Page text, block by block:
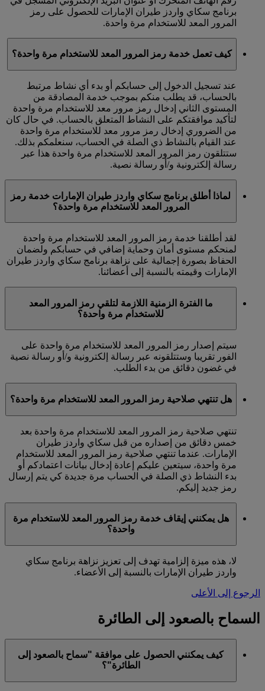
برنامج سكاي واردز طيران الإمارات للحصول على رمز
المرور المعد للاستخدام مرة واحدة.
كيف تعمل خدمة رمز المرور المعد للاستخدام مرة واحدة؟
عند تسجيل الدخول إلى حسابكم أو بدء أي نشاط مرتبط
بالحساب، قد يطلب منكم بموجب خدمة المصادقة من
المستوى الثاني إدخال رمز مرور معد للاستخدام مرة واحدة
لتأكيد موافقتكم على النشاط المتعلق بالحساب. في حال كان
من الضروري إدخال رمز مرور معد للاستخدام مرة واحدة
عند القيام بالنشاط ذي الصلة في الحساب، سنعلمكم بذلك.
ستتلقون رمز المرور المعد للاستخدام مرة واحدة هذا عبر
رسالة إلكترونية و/أو رسالة نصية.
لماذا أطلق برنامج سكاي واردز طيران الإمارات خدمة رمز
المرور المعد للاستخدام مرة واحدة؟
لقد أطلقنا خدمة رمز المرور المعد للاستخدام مرة واحدة
لمنحكم مستوى أمان وحماية إضافي في حسابكم ولضمان
الحفاظ بصورة إجمالية على نزاهة برنامج سكاي واردز طيران
الإمارات وقيمته بالنسبة إلى أعضائنا.
ما الفترة الزمنية اللازمة لتلقي رمز المرور المعد
للاستخدام مرة واحدة؟
سيتم إصدار رمز المرور المعد للاستخدام مرة واحدة على
الفور تقريبا وستتلقونه عبر رسالة إلكترونية و/أو رسالة نصية
في غضون دقائق من بدء الطلب.
هل تنتهي صلاحية رمز المرور المعد للاستخدام مرة واحدة؟
تنتهي صلاحية رمز المرور المعد للاستخدام مرة واحدة بعد
خمس دقائق من إصداره من قبل سكاي واردز طيران
الإمارات. عندما تنتهي صلاحية رمز المرور المعد للاستخدام
مرة واحدة، سيتعين عليكم إعادة إدخال بيانات اعتمادكم أو
بدء النشاط ذي الصلة في الحساب مرة جديدة كي يتم إرسال
رمز جديد إليكم.
هل يمكنني إيقاف خدمة رمز المرور المعد للاستخدام مرة
واحدة؟
لا، هذه ميزة إلزامية تهدف إلى تعزيز نزاهة برنامج سكاي
واردز طيران الإمارات بالنسبة إلى الأعضاء.
الرجوع إلى الأعلى
السماح بالصعود إلى الطائرة
كيف يمكنني الحصول على موافقة "سماح بالصعود إلى
الطائرة"؟